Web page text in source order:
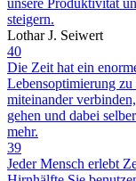
steigern.
Lothar J. Seiwert
40
Die Zeit hat ein
Lebensoptimierung
miteinander
gehen und dabei
mehr.
39
Jeder Mensch erlebt